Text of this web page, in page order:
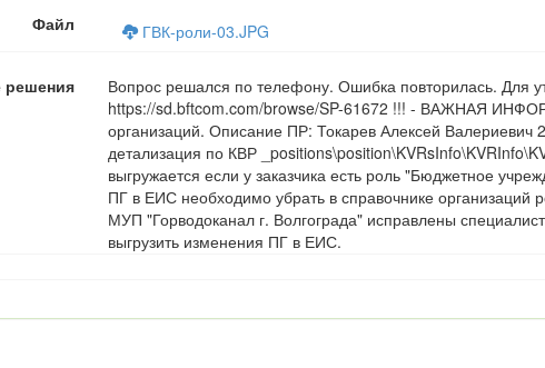
Файл ГВК-роли-03.JPG
решения
Вопрос решался по телефону. Ошибка повторилась. Для
https://sd.bftcom.com/browse/SP-61672 !!! - ВАЖНАЯ
организаций. Описание ПР: Токарев Алексей Валериевич
детализация по КВР
выгружается если у заказчика есть роль "Бюджетное
ПГ в ЕИС необходимо убрать в справочнике
МУП "Горводоканал г. Волгограда" исправлены
выгрузить изменения ПГ в ЕИС.